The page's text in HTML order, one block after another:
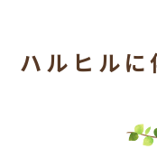
ハルヒル